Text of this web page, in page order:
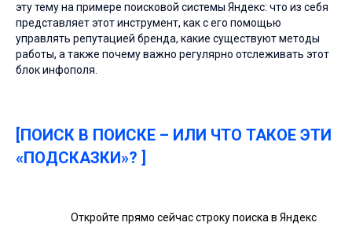
эту тему на примере поисковой системы Яндекс: что из себя
представляет этот инструмент, как с его помощью
управлять репутацией бренда, какие существуют методы
работы, а также почему важно регулярно отслеживать этот
блок инфополя.
[ПОИСК В ПОИСКЕ – ИЛИ ЧТО ТАКОЕ ЭТИ
«ПОДСКАЗКИ»? ]
Откройте прямо сейчас строку поиска в Яндекс